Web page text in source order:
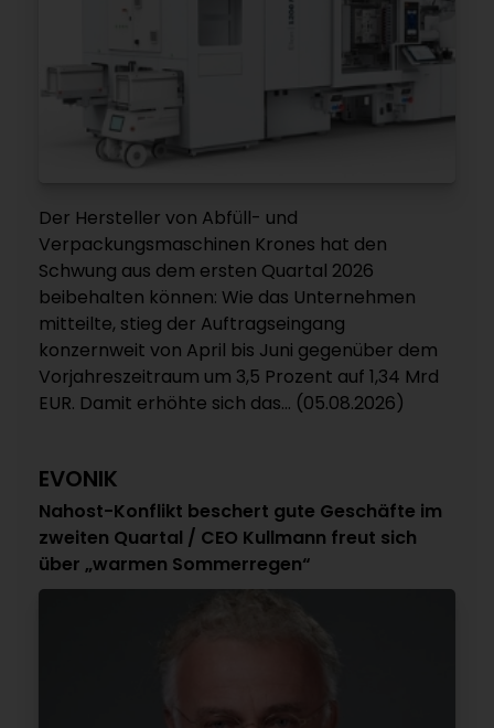
Der Hersteller von Abfüll- und
Verpackungsmaschinen Krones hat den
Schwung aus dem ersten Quartal 2026
beibehalten können: Wie das Unternehmen
mitteilte, stieg der Auftragseingang
konzernweit von April bis Juni gegenüber dem
Vorjahreszeitraum um 3,5 Prozent auf 1,34 Mrd
EUR. Damit erhöhte sich das... (05.08.2026)
EVONIK
Nahost-Konflikt beschert gute Geschäfte im
zweiten Quartal / CEO Kullmann freut sich
über „warmen Sommerregen“